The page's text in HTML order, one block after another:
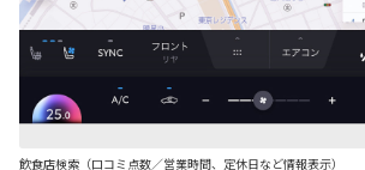
飲食店検索（口コミ点数／営業時間、定休日など情報表示）